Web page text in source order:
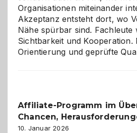
Organisationen miteinander
Akzeptanz entsteht dort, wo
Nähe spürbar sind. Fachleute
Sichtbarkeit und
Orientierung und geprüfte
Affiliate-Programm im
Chancen,
10. Januar 2026